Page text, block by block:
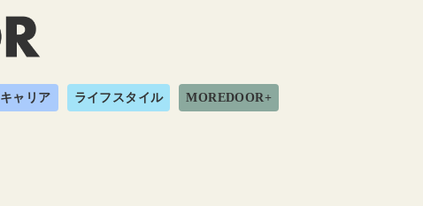
キャリア ライフスタイル MOREDOOR+